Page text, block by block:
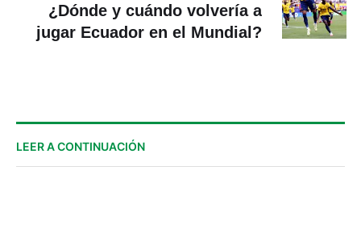
¿Dónde y cuándo volvería a
jugar Ecuador en el Mundial?
LEER A CONTINUACIÓN